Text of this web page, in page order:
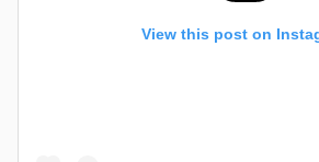
View this post on